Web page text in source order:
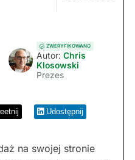
ZWERYFIKOWANO
Autor: Chris
Klosowski
Prezes
Udostępnij
na swojej stronie